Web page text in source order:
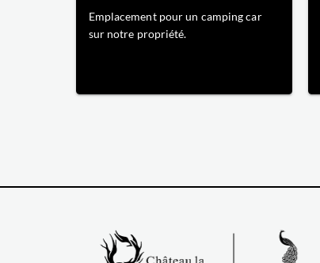
Emplacement pour un camping car
sur notre propriété.